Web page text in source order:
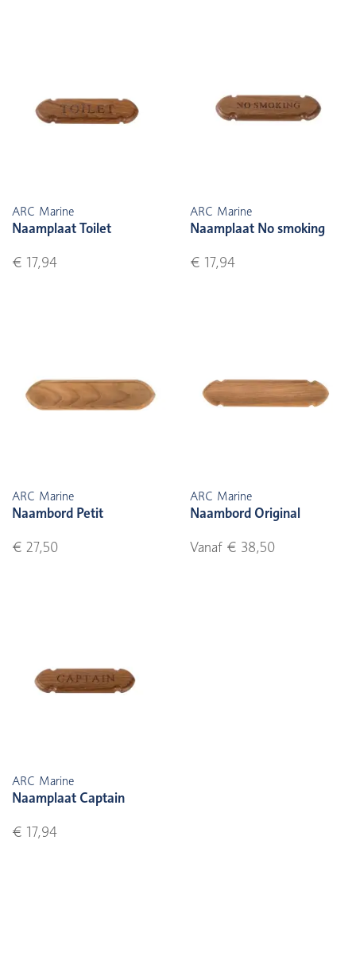
ARC Marine
Naamplaat Toilet
€ 17,94
ARC Marine
Naamplaat No smoking
€ 17,94
ARC Marine
Naambord Petit
€ 27,50
ARC Marine
Naambord Original
Vanaf € 38,50
ARC Marine
Naamplaat Captain
€ 17,94